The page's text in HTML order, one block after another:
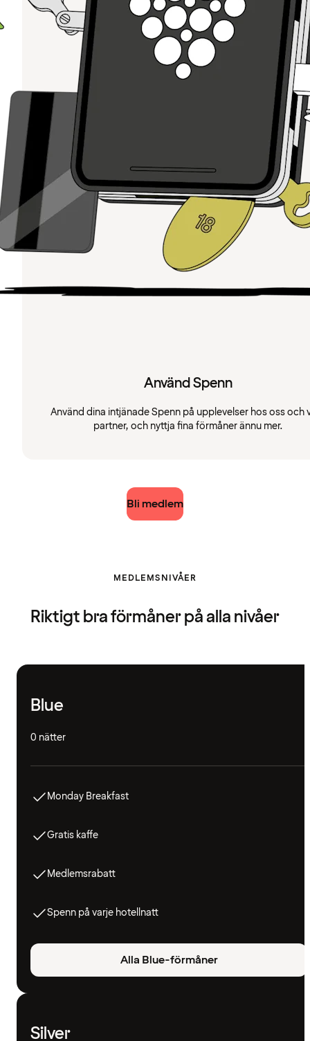
Använd Spenn
Använd dina intjänade Spenn på upplevelser hos oss och
partner, och nyttja fina förmåner ännu mer.
Bli medlem
MEDLEMSNIVÅER
Riktigt bra förmåner på alla nivåer
Blue
0 nätter
Monday Breakfast
Gratis kaffe
Medlemsrabatt
Spenn på varje hotellnatt
Alla Blue-förmåner
Silver